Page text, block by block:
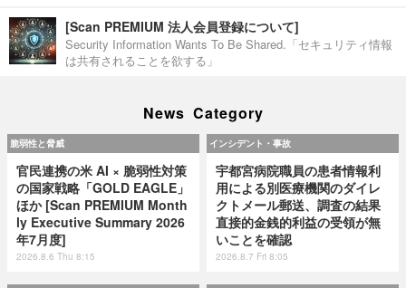
[Scan PREMIUM 法人会員登録について]
Security Information Wants To Be Shared.「セキュリティ情報
は共有されることを欲する」
News Category
脆弱性と脅威
官民連携の米 AI × 脆弱性対策
の国家戦略「GOLD EAGLE」
ほか [Scan PREMIUM Month
ly Executive Summary 2026
年7月度]
2026.8.6 Thu 8:15
インシデント・事故
宇都宮病院職員の患者情報利
用による別医療機関のダイレ
クトメール郵送、調査の結果
直接的金銭的利益の受領が無
いことを確認
2026.8.7 Fri 8:05